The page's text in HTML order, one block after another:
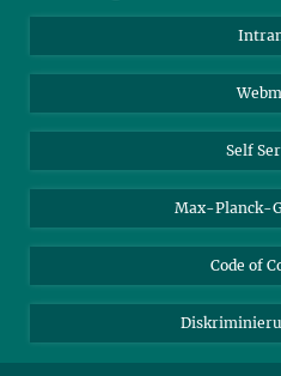
Biomolekulare Systeme
Kolloidchemie
Nachhaltige und Bio-
Self
Max-Planck-
Code of